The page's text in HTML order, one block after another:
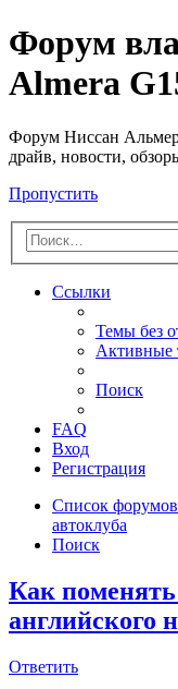
Форум
Almera
Форум Ниссан
драйв, новости,
Пропустить
Ссылки
Темы без
Активные
Поиск
FAQ
Вход
Регистрация
Список форумов
автоклуба
Поиск
Как
английского
Ответить